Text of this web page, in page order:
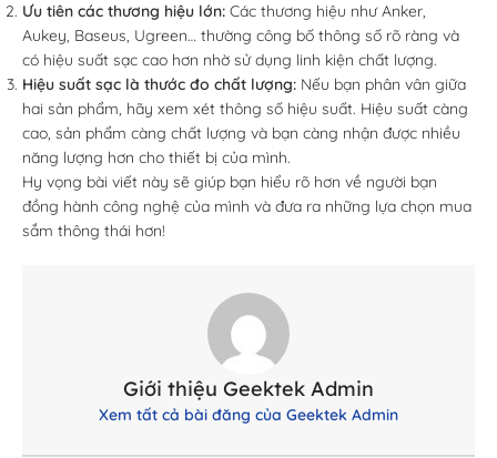
Ưu tiên các thương hiệu lớn: Các thương hiệu như Anker,
Aukey, Baseus, Ugreen… thường công bố thông số rõ ràng và
có hiệu suất sạc cao hơn nhờ sử dụng linh kiện chất lượng.
Hiệu suất sạc là thước đo chất lượng: Nếu bạn phân vân giữa
hai sản phẩm, hãy xem xét thông số hiệu suất. Hiệu suất càng
cao, sản phẩm càng chất lượng và bạn càng nhận được nhiều
năng lượng hơn cho thiết bị của mình.
Hy vọng bài viết này sẽ giúp bạn hiểu rõ hơn về người bạn
đồng hành công nghệ của mình và đưa ra những lựa chọn mua
sắm thông thái hơn!
Giới thiệu Geektek Admin
Xem tất cả bài đăng của Geektek Admin